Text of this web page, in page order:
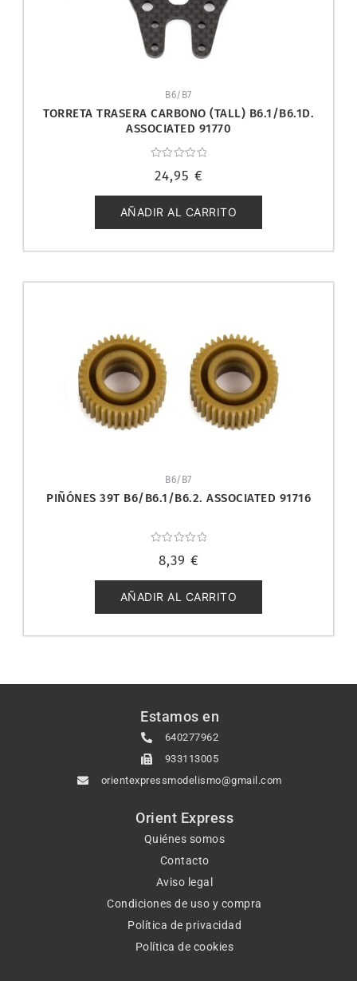
B6/B7
TORRETA TRASERA CARBONO (TALL) B6.1/B6.1D.
ASSOCIATED 91770
con
de
5
24,95 €
AÑADIR AL CARRITO
B6/B7
PIÑÓNES 39T B6/B6.1/B6.2. ASSOCIATED 91716
con
de
5
8,39 €
AÑADIR AL CARRITO
Estamos en
640277962
933113005
orientexpressmodelismo@gmail.com
Orient Express
Quiénes somos
Contacto
Aviso legal
Condiciones de uso y compra
Política de privacidad
Política de cookies